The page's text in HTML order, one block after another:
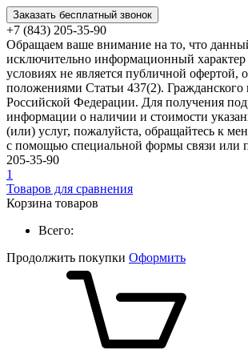
Заказать бесплатный звонок
+7 (843) 205-35-90
Обращаем ваше внимание на то, что
исключительно информационный
условиях не является публичной офертой,
положениями Статьи 437(2). Гражданского
Российской Федерации. Для получения
информации о наличии и стоимости
(или) услуг, пожалуйста, обращайтесь к
с помощью специальной формы связи или
205-35-90
1
Товаров для сравнения
Корзина товаров
Всего:
Продолжить покупки Оформить